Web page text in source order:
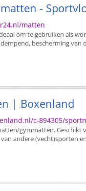
-
matten
om te gebruiken als
bescherming van
| Boxenland
c-894305/
gymmatten. Geschikt
andere (vecht)sporten